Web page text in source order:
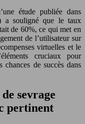
étude publiée dans
a souligné que le taux
de 60%, ce qui met en
de l’utilisateur sur
virtuelles et le
cruciaux pour
chances de succès dans
sevrage
pertinent